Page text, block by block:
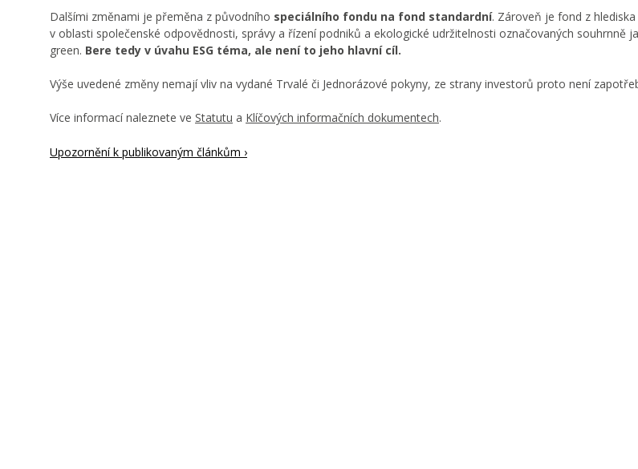
Dalšími změnami je přeměna z původního speciálního fondu na fond standardní. Zároveň je fond z
v oblasti společenské odpovědnosti, správy a řízení podniků a ekologické udržitelnosti označovaných souhrnně
green. Bere tedy v úvahu ESG téma, ale není to jeho hlavní cíl.
Výše uvedené změny nemají vliv na vydané Trvalé či Jednorázové pokyny, ze strany investorů proto není
Více informací naleznete ve Statutu a Klíčových informačních dokumentech.
Upozornění k publikovaným článkům ›